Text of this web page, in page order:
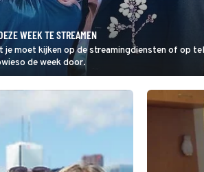
WEEK TE STREAMEN
je moet kijken op de streamingdiensten of op
de week door.